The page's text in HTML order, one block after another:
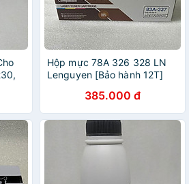
Hộp mực 78A 326 328 LN
Lenguyen [Bảo hành 12T]
6230DN, 6230DW, 6200,
HP P1566 P1606, 1536dnf
có lỗ đổ mực tiện lợi. Hàng
chính hãng
385.000 đ